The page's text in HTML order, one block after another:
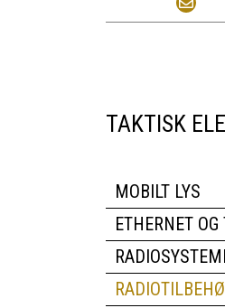
TAKTISK
MOBILT LYS
ETHERNET